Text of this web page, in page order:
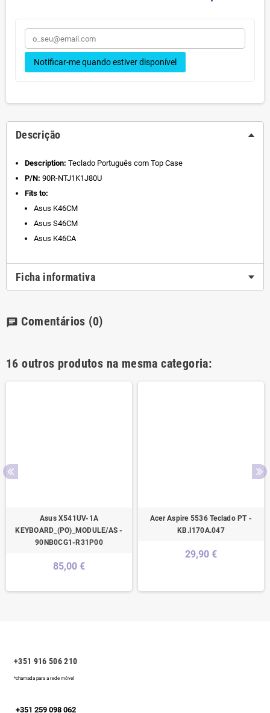
Notificar-me quando estiver disponível
Descrição
Description: Teclado Português com Top Case
P/N: 90R-NTJ1K1J80U
Fits to:
Asus K46CM
Asus S46CM
Asus K46CA
Ficha informativa
chat Comentários (0)
16 outros produtos na mesma categoria:
Asus X541UV-1A
KEYBOARD_(PO)_MODULE/AS -
90NB0CG1-R31P00
85,00 €
Acer Aspire 5536 Teclado PT -
KB.I170A.047
29,90 €
+351 916 506 210
*chamada para a rede móvel
+351 259 098 062